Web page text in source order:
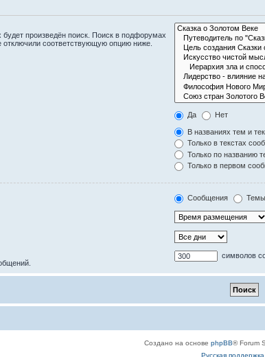
произведён поиск. Поиск в подфорумах
отключили соответствующую опцию ниже.
Да Нет
В названиях тем и
Только в текстах
Только по названию
Только в первом
Сообщения Темы
символов
Создано на основе phpBB® Forum
Русская